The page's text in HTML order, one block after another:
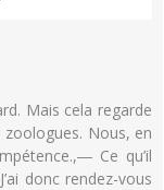
Mais cela regarde
Nous, en
Ce qu’il
donc rendez-vous